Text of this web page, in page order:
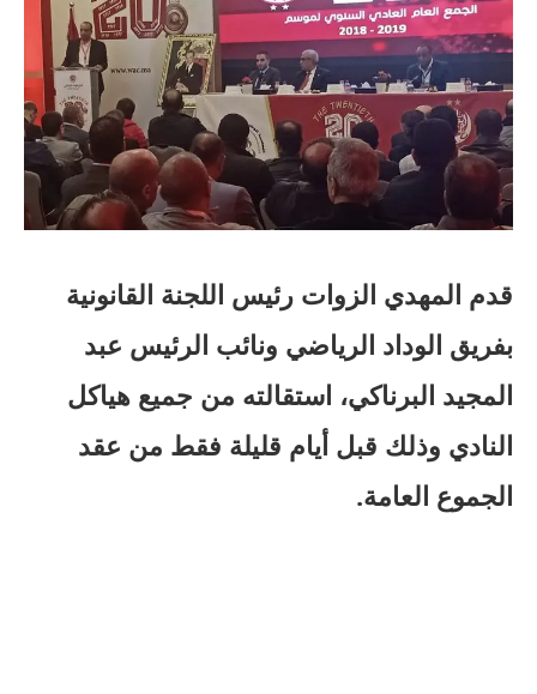
قدم المهدي الزوات رئيس اللجنة القانونية
بفريق الوداد الرياضي ونائب الرئيس عبد
المجيد البرناكي، استقالته من جميع هياكل
النادي وذلك قبل أيام قليلة فقط من عقد
الجموع العامة.